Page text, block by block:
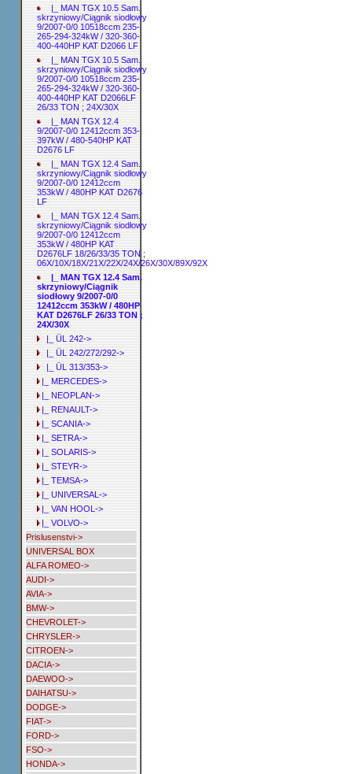
|_ MAN TGX 10.5 Sam.
skrzyniowy/Ciągnik siodłowy
9/2007-0/0 10518ccm 235-
265-294-324kW / 320-360-
400-440HP KAT D2066 LF
|_ MAN TGX 10.5 Sam.
skrzyniowy/Ciągnik siodłowy
9/2007-0/0 10518ccm 235-
265-294-324kW / 320-360-
400-440HP KAT D2066LF
26/33 TON ; 24X/30X
|_ MAN TGX 12.4
9/2007-0/0 12412ccm 353-
397kW / 480-540HP KAT
D2676 LF
|_ MAN TGX 12.4 Sam.
skrzyniowy/Ciągnik siodłowy
9/2007-0/0 12412ccm
353kW / 480HP KAT D2676
LF
|_ MAN TGX 12.4 Sam.
skrzyniowy/Ciągnik siodłowy
9/2007-0/0 12412ccm
353kW / 480HP KAT
D2676LF 18/26/33/35 TON ;
06X/10X/18X/21X/22X/24X/26X/30X/89X/92X
|_ MAN TGX 12.4 Sam.
skrzyniowy/Ciągnik
siodłowy 9/2007-0/0
12412ccm 353kW / 480HP
KAT D2676LF 26/33 TON ;
24X/30X
|_ ÜL 242->
|_ ÜL 242/272/292->
|_ ÜL 313/353->
|_ MERCEDES->
|_ NEOPLAN->
|_ RENAULT->
|_ SCANIA->
|_ SETRA->
|_ SOLARIS->
|_ STEYR->
|_ TEMSA->
|_ UNIVERSAL->
|_ VAN HOOL->
|_ VOLVO->
Prislusenstvi->
UNIVERSAL BOX
ALFA ROMEO->
AUDI->
AVIA->
BMW->
CHEVROLET->
CHRYSLER->
CITROEN->
DACIA->
DAEWOO->
DAIHATSU->
DODGE->
FIAT->
FORD->
FSO->
HONDA->